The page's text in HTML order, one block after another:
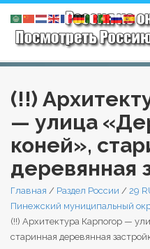
(!!)
— улица
коней»,
деревянная
Главная / Раздел России / 29
Пинежский муниципальный
(!!) Архитектура Карпогор —
старинная деревянная